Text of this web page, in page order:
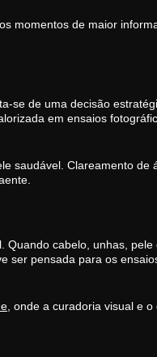
momentos de maior
se de uma decisão
em ensaios
saudável. Clareamento de
Quando cabelo, unhas, pele
ser pensada para os
, onde a curadoria visual e